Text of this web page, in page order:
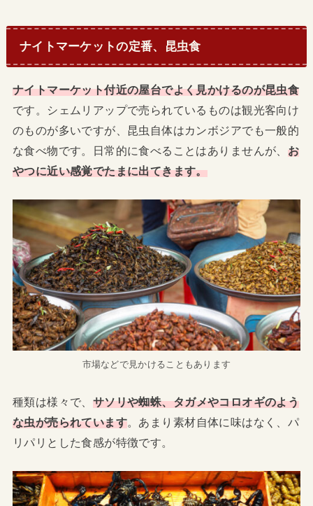
ナイトマーケットの定番、昆虫食
ナイトマーケット付近の屋台でよく見かけるのが昆虫食
です。シェムリアップで売られているものは観光客向け
のものが多いですが、昆虫自体はカンボジアでも一般的
な食べ物です。日常的に食べることはありませんが、 お
やつに近い感覚でたまに出てきます。
市場などで見かけることもあります
種類は様々で、 サソリや蜘蛛、タガメやコロオギのよう
な虫が売られています 。あまり素材自体に味はなく、パ
リパリとした食感が特徴です。